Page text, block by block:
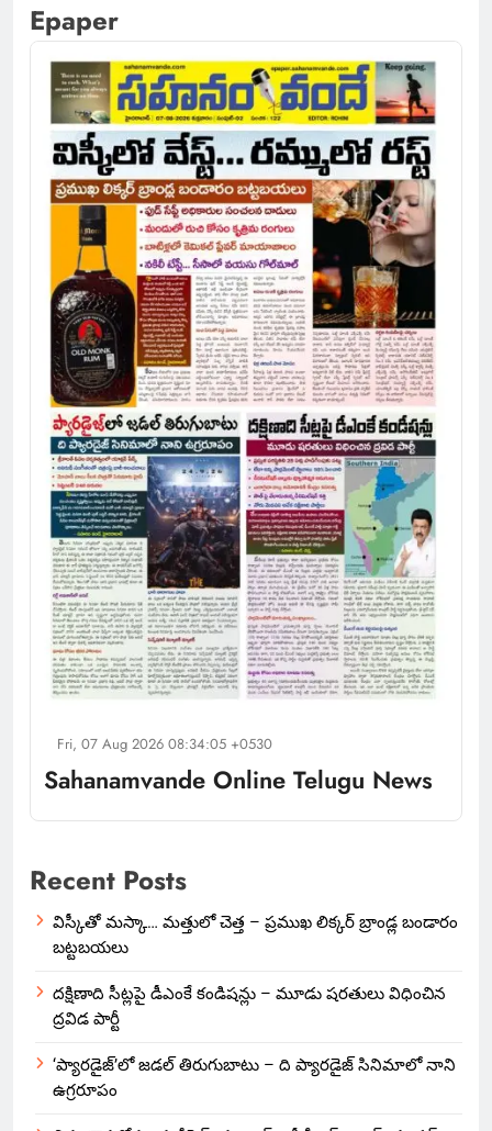
Epaper
Fri, 07 Aug 2026 08:34:05 +0530
Sahanamvande Online Telugu News
Recent Posts
విస్కీతో మస్కా… మత్తులో చెత్త – ప్రముఖ లిక్కర్ బ్రాండ్ల బండారం
బట్టబయలు
దక్షిణాది సీట్లపై డీఎంకే కండిషన్లు – మూడు షరతులు విధించిన
ద్రవిడ పార్టీ
‘ప్యారడైజ్’లో జడల్ తిరుగుబాటు – ది ప్యారడైజ్ సినిమాలో నాని
ఉగ్రరూపం